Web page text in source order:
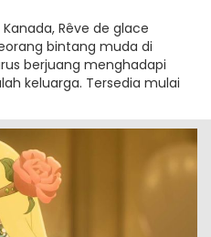
Rêve de glace
bintang muda di
berjuang menghadapi
keluarga. Tersedia mulai